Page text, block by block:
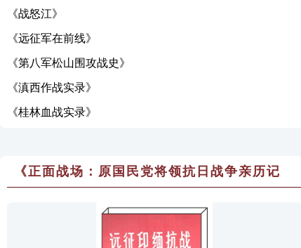
《战怒江》
《远征军在前线》
《第八军松山围攻战史》
《滇西作战实录》
《桂林血战实录》
《正面战场：原国民党将领抗日战争亲历记